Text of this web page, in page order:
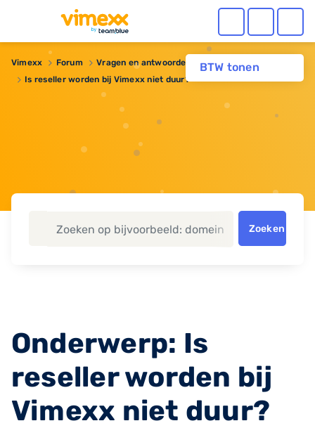
BTW tonen
Vimexx Forum Vragen en antwoorden
Reseller hosting
Is reseller worden bij Vimexx niet duur?
Zoeken
Onderwerp: Is
reseller worden bij
Vimexx niet duur?